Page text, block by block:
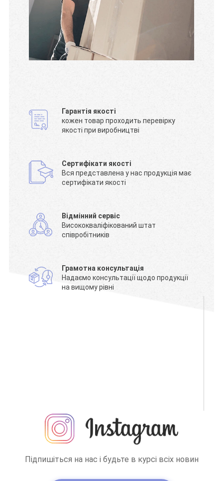
Гарантія якості
кожен товар проходить перевірку
якості при виробництві
Сертифікати якості
Вся представлена у нас продукція має
сертифікати якості
Відмінний сервіс
Висококваліфікований штат
співробітників
Грамотна консультація
Надаємо консультації щодо продукції
на вищому рівні
Підпишіться на нас і будьте в курсі всіх новин